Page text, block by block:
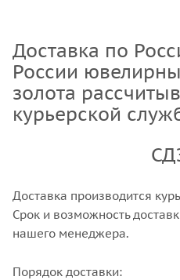
Доставка по
России
золота
курьерской
Доставка производится
Срок и возможность
нашего менеджера.
Порядок доставки: